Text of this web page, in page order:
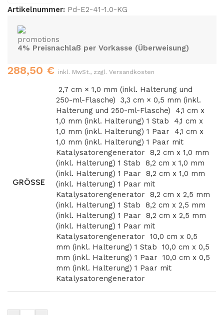
Artikelnummer: Pd-E2-41-1.0-KG
4% Preisnachlaß per Vorkasse (Überweisung)
288,50 € inkl. MwSt., zzgl. Versandkosten
GRÖSSE
2,7 cm × 1,0 mm (inkl. Halterung und
250-ml-Flasche)
3,3 cm × 0,5 mm (inkl.
Halterung und 250-ml-Flasche)
4,1 cm x
1,0 mm (inkl. Halterung) 1 Stab
4,1 cm x
1,0 mm (inkl. Halterung) 1 Paar
4,1 cm x
1,0 mm (inkl. Halterung) 1 Paar mit
Katalysatorengenerator
8,2 cm x 1,0 mm
(inkl. Halterung) 1 Stab
8,2 cm x 1,0 mm
(inkl. Halterung) 1 Paar
8,2 cm x 1,0 mm
(inkl. Halterung) 1 Paar mit
Katalysatorengenerator
8,2 cm x 2,5 mm
(inkl. Halterung) 1 Stab
8,2 cm x 2,5 mm
(inkl. Halterung) 1 Paar
8,2 cm x 2,5 mm
(inkl. Halterung) 1 Paar mit
Katalysatorengenerator
10,0 cm x 0,5
mm (inkl. Halterung) 1 Stab
10,0 cm x 0,5
mm (inkl. Halterung) 1 Paar
10,0 cm x 0,5
mm (inkl. Halterung) 1 Paar mit
Katalysatorengenerator